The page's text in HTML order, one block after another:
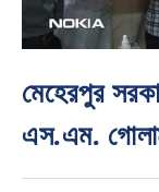
মেহেরপুর
এস.এম.